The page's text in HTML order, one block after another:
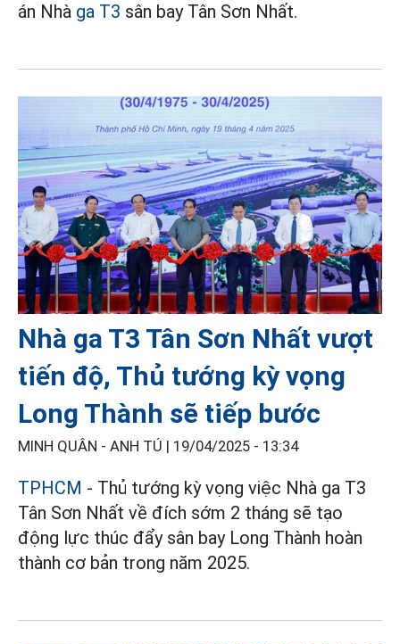
án Nhà ga T3 sân bay Tân Sơn Nhất.
Nhà ga T3 Tân Sơn Nhất vượt
tiến độ, Thủ tướng kỳ vọng
Long Thành sẽ tiếp bước
MINH QUÂN - ANH TÚ | 19/04/2025 - 13:34
TPHCM - Thủ tướng kỳ vọng việc Nhà ga T3
Tân Sơn Nhất về đích sớm 2 tháng sẽ tạo
động lực thúc đẩy sân bay Long Thành hoàn
thành cơ bản trong năm 2025.